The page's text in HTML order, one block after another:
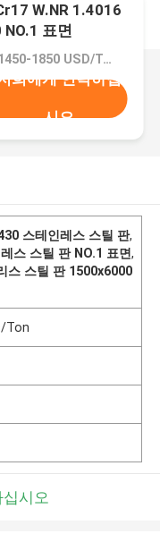
W.NR 1.4016
표면
가격：1450-1850 USD/Ton
희에게 연락하십
시오
스테인레스 스틸 판,
스 스틸 판 NO.1 표면,
스 스틸 판 1500x6000
Ton
시오